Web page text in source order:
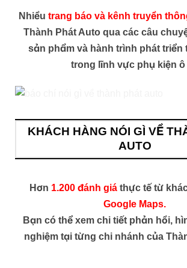
Nhiều trang báo và kênh truyền
Thành Phát Auto qua các câu
sản phẩm và hành trình phát triển
trong lĩnh vực phụ kiện ô
KHÁCH HÀNG NÓI GÌ VỀ
AUTO
Hơn 1.200 đánh giáthực tế từ
Google Maps.
Bạn có thể xem chi tiết phản hồi,
nghiệm tại từng chi nhánh của